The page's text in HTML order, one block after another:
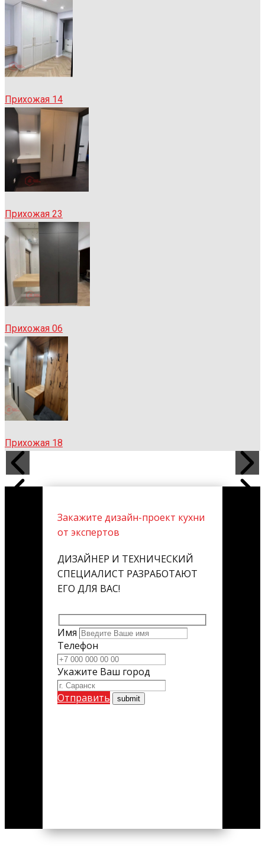
Прихожая 14
Прихожая 23
Прихожая 06
Прихожая 18
Закажите дизайн-проект кухни
от экспертов
ДИЗАЙНЕР И ТЕХНИЧЕСКИЙ
СПЕЦИАЛИСТ РАЗРАБОТАЮТ
ЕГО ДЛЯ ВАС!
Имя
Телефон
Укажите Ваш город
Отправить